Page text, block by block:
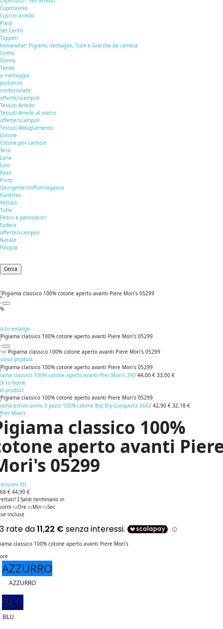
Copritavolo
Cuscini arredo
Plaid
Set Centri
Tappeti
Homewear: Pigiami, Vestaglie, Tute e Giacche da camera
Uomo
Donna
Tende
a metraggio
portierini
confezionate
offerte/scampoli
Tessuti Arredo
Tessuti Arredo al metro
offerte/scampoli
Tessuti Abbigliamento
Cotone
Cotone per camicie
Seta
Lana
Lino
Raso
Pizzo
Georgette/chiffon/organza
Pailettes
Velluto
Tulle
Feltro e pannolenci
Fodera
offerte/scampoli
Natale
Pasqua
Cerca
to enlarge
Pigiama classico 100% cotone aperto avanti Piere Mori's 05299
product
classico 100% cotone aperto avanti Pier Mori's 740 44,00 € 33,00 €
to home
product
estivo uomo 3 pezzi 100% cotone Bip Bip Conquista 3662 42,90 € 32,18 €
classico 100%
aperto avanti
05299
(0)
€ 44,90 €
I Saldi terminano in
Ore Min
Sec
incluse
classico 100% cotone aperto avanti Piere Mori's
AZZURRO
AZZURRO
BLU
BLU